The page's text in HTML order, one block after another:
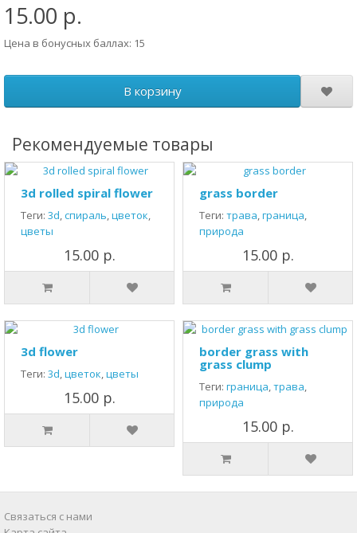
15.00 р.
Цена в бонусных баллах: 15
В корзину
Рекомендуемые товары
3d rolled spiral flower
Теги: 3d,спираль,цветок,
цветы
15.00 р.
grass border
Теги: трава,граница,
природа
15.00 р.
3d flower
Теги: 3d,цветок,цветы
15.00 р.
border grass with
grass clump
Теги: граница,трава,
природа
15.00 р.
Связаться с нами